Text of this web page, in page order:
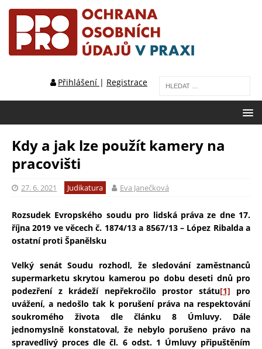
Přihlášení | Registrace
Kdy a jak lze použít kamery na
pracovišti
27. 6. 2021 Judikatura Eva Janečková
Rozsudek Evropského soudu pro lidská práva ze dne 17.
října 2019 ve věcech č. 1874/13 a 8567/13 – López Ribalda a
ostatní proti Španělsku
Velký senát Soudu rozhodl, že sledování zaměstnanců
supermarketu skrytou kamerou po dobu deseti dnů pro
podezření z krádeží nepřekročilo prostor státu[1] pro
uvážení, a nedošlo tak k porušení práva na respektování
soukromého života dle článku 8 Úmluvy. Dále
jednomyslně konstatoval, že nebylo porušeno právo na
spravedlivý proces dle čl. 6 odst. 1 Úmluvy připuštěním